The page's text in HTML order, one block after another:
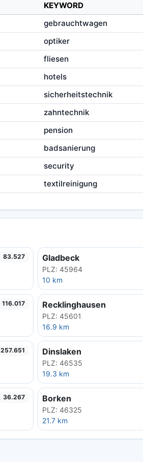
KEYWORD
gebrauchtwagen
optiker
fliesen
hotels
sicherheitstechnik
zahntechnik
pension
badsanierung
security
textilreinigung
83.527 Gladbeck
PLZ: 45964
10 km
116.017 Recklinghausen
PLZ: 45601
16.9 km
257.651 Dinslaken
PLZ: 46535
19.3 km
36.267 Borken
PLZ: 46325
21.7 km